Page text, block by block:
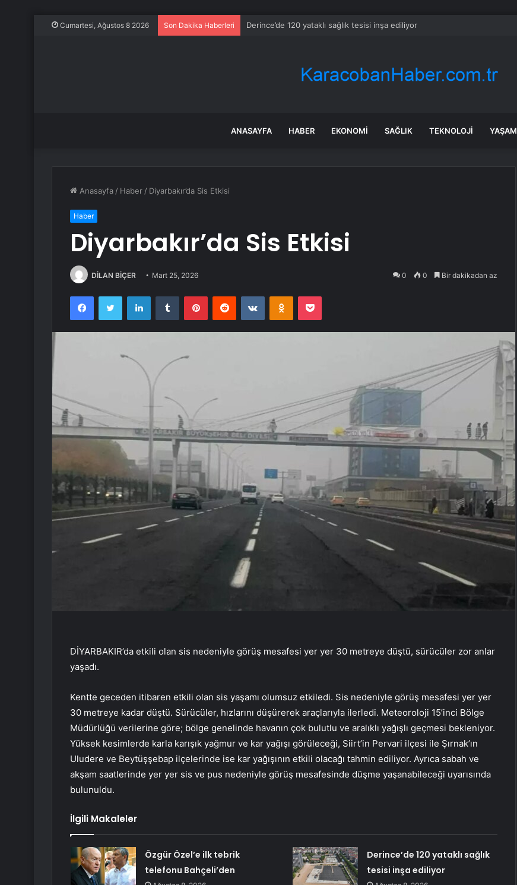
Cumartesi, Ağustos 8 2026 Son Dakika Haberleri Derince’de 120 yataklı sağlık tesisi inşa ediliyor
ANASAYFA HABER EKONOMI SAĞLIK TEKNOLOJI YAŞAM
Anasayfa / Haber / Diyarbakır’da Sis Etkisi
Haber
Diyarbakır’da Sis Etkisi
DİLAN BİÇER Mart 25, 2026 0 0 Bir dakikadan az
FacebookTwitter LinkedInTumblr PinterestReddit VKontakteOdnoklassniki
Pocket
DİYARBAKIR’da etkili olan sis nedeniyle görüş mesafesi yer yer 30 metreye düştü, sürücüler zor anlar
yaşadı.
Kentte geceden itibaren etkili olan sis yaşamı olumsuz etkiledi. Sis nedeniyle görüş mesafesi yer yer
30 metreye kadar düştü. Sürücüler, hızlarını düşürerek araçlarıyla ilerledi. Meteoroloji 15’inci Bölge
Müdürlüğü verilerine göre; bölge genelinde havanın çok bulutlu ve aralıklı yağışlı geçmesi bekleniyor.
Yüksek kesimlerde karla karışık yağmur ve kar yağışı görüleceği, Siirt’in Pervari ilçesi ile Şırnak’ın
Uludere ve Beytüşşebap ilçelerinde ise kar yağışının etkili olacağı tahmin ediliyor. Ayrıca sabah ve
akşam saatlerinde yer yer sis ve pus nedeniyle görüş mesafesinde düşme yaşanabileceği uyarısında
bulunuldu.
İlgili Makaleler
Özgür Özel’e ilk tebrik
telefonu Bahçeli’den
Derince’de 120 yataklı sağlık
tesisi inşa ediliyor